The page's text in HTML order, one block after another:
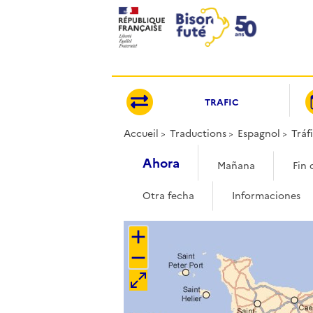
TRAFIC
Accueil Traductions Espagnol
Ahora Mañana Fin
Otra fecha Informaciones
+
−
Panneau de gestion des cookies